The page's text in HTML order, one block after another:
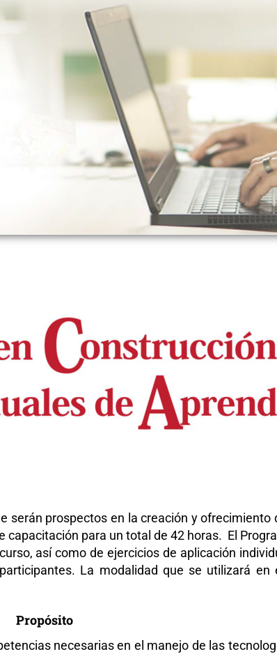
prospectos en la creación y ofrecimiento
para un total de 42 horas. El
así como de ejercicios de aplicación
La modalidad que se utilizará
Propósito
necesarias en el manejo de las